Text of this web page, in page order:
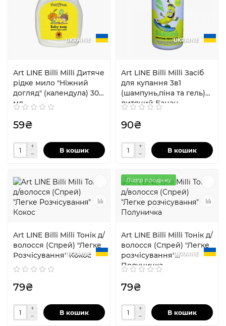
Art LINE Billi Milli Дитяче
рідке мило "Ніжний
догляд" (календула) 300
мл
UKRAINE
59₴
В кошик
Art LINE Billi Milli Засіб
для купання 3в1
(шампунь,піна та гель)
дитячий Банан
UKRAINE
90₴
В кошик
Art LINE Billi Milli Тонік д/
волосся (Спрей) "Легке
Розчісування" Кокос
UKRAINE
79₴
В кошик
Лідер продажу
Art LINE Billi Milli Тонік д/
волосся (Спрей) "Легке
розчісування"
Полуничка
UKRAINE
79₴
В кошик